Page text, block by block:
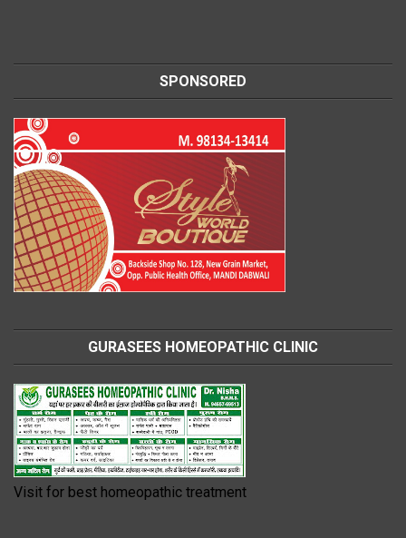
SPONSORED
GURASEES HOMEOPATHIC CLINIC
Visit for best homeopathic treatment